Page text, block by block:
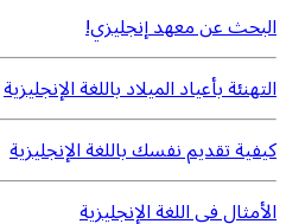
البحث عن معهد إنجليزي!
التهنئة بأعياد الميلاد باللغة الإنجليزية
كيفية تقديم نفسك باللغة الإنجليزية
الأمثال فى اللغة الإنجليزية